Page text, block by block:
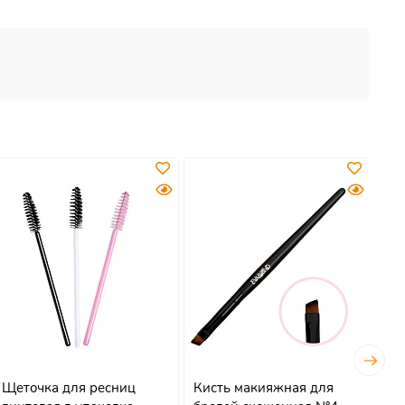
Щеточка для ресниц
Кисть макияжная для